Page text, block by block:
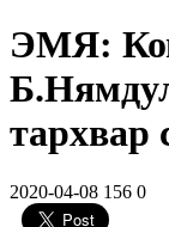
ЭМЯ:
тархвар
2020-04-08 156 0